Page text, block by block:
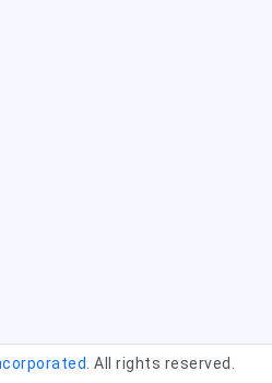
. All rights reserved.